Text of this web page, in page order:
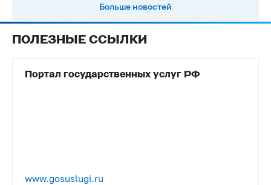
Больше новостей
ПОЛЕЗНЫЕ ССЫЛКИ
Портал государственных услуг РФ
www.gosuslugi.ru